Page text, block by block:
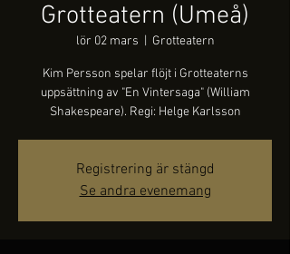
Grotteatern (Umeå)
lör 02 mars Grotteatern
Kim Persson spelar flöjt i Grotteaterns
uppsättning av "En Vintersaga" (William
Shakespeare). Regi: Helge Karlsson
Registrering är stängd
Se andra evenemang